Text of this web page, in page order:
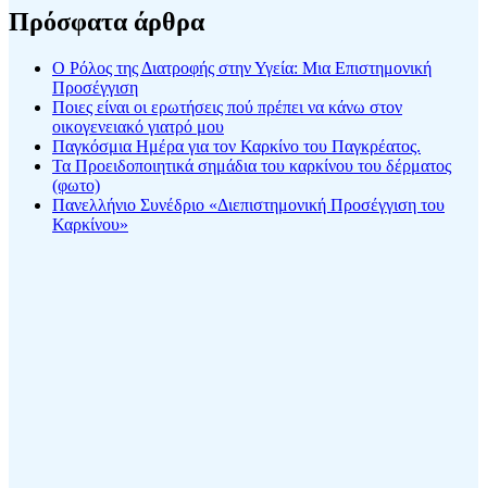
Πρόσφατα άρθρα
Ο Ρόλος της Διατροφής στην Υγεία: Μια Επιστημονική
Προσέγγιση
Ποιες είναι οι ερωτήσεις πού πρέπει να κάνω στον
οικογενειακό γιατρό μου
Παγκόσμια Ημέρα για τον Καρκίνο του Παγκρέατος.
Τα Προειδοποιητικά σημάδια του καρκίνου του δέρματος
(φωτο)
Πανελλήνιο Συνέδριο «Διεπιστημονική Προσέγγιση του
Καρκίνου»